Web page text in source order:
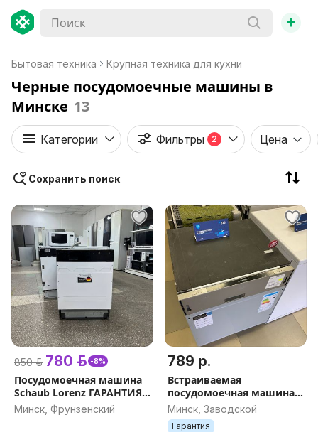
+
Бытовая техника Крупная техника для кухни
Черные посудомоечные машины в
Минске 13
Категории Фильтры 2 Цена
Сохранить поиск
850 р. 780 р. -8%
Посудомоечная машина
Schaub Lorenz ГАРАНТИЯ
ДОСТАВКА РАССРОЧКА
Минск, Фрунзенский
789 р.
Встраиваемая
посудомоечная машина
THOMSON DB30L73E04
60см Французский бренд
Минск, Заводской
Гарантия